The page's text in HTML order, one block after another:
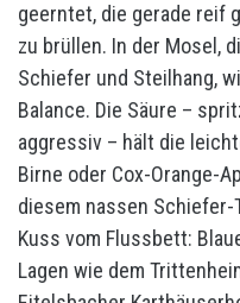
geerntet, die gerade reif
zu brüllen. In der Mosel,
Schiefer und Steilhang,
Balance. Die Säure –
aggressiv – hält die
Birne oder Cox-Orange-
diesem nassen
Kuss vom Flussbett:
Lagen wie dem